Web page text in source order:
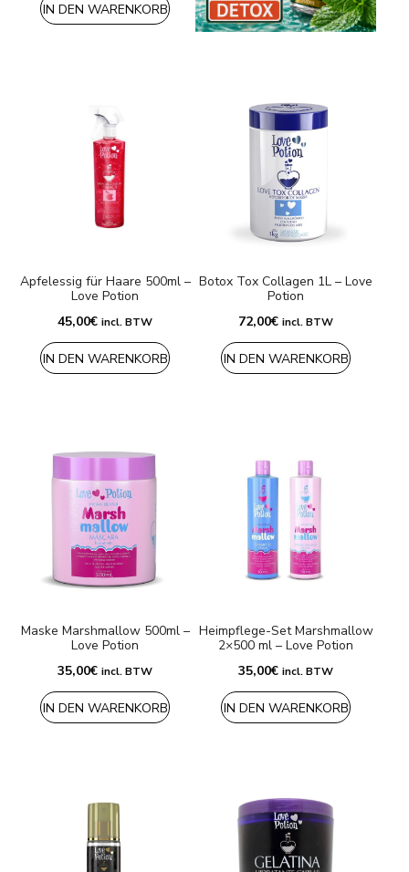
IN DEN WARENKORB
Apfelessig für Haare 500ml –
Love Potion
45,00€ incl. BTW
IN DEN WARENKORB
Botox Tox Collagen 1L – Love
Potion
72,00€ incl. BTW
IN DEN WARENKORB
Maske Marshmallow 500ml –
Love Potion
35,00€ incl. BTW
IN DEN WARENKORB
Heimpflege-Set Marshmallow
2×500 ml – Love Potion
35,00€ incl. BTW
IN DEN WARENKORB